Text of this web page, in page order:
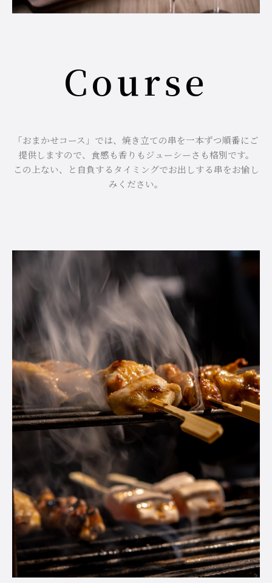
Course
「おまかせコース」では、焼き立ての串を一本ずつ順番にご
提供しますので、食感も香りもジューシーさも格別です。
この上ない、と自負するタイミングでお出しする串をお愉し
みください。